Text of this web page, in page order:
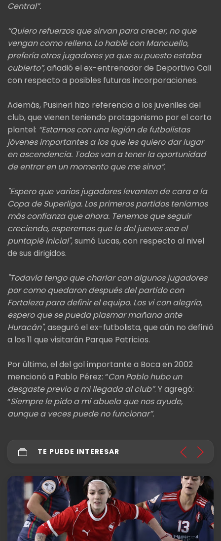
Central”.
“Quiero refuerzos que sirvan para crecer, no que
vengan como relleno. Lo hablé con Mancuello,
prefería otros jugadores ya que su puesto estaba
cubierto”, añadió el ex-entrenador de Deportivo Cali
con respecto a posibles futuras incorporaciones.
Además, Pusineri hizo referencia a los juveniles del
club, que vienen teniendo protagonismo por el corto
plantel: “Estamos con una legión de futbolistas
jóvenes importantes a los que les quiero dar lugar
en ascendencia. Todos van a tener la oportunidad
de entrar en un momento que me sirva”.
"Espero que varios jugadores levanten de cara a la
Copa de Superliga. Los primeros partidos teníamos
más confianza que ahora. Tenemos que seguir
creciendo, esperemos que lo del jueves sea el
puntapié inicial",sumó Lucas, con respecto al nivel
de sus dirigidos.
"Todavía tengo que charlar con algunos jugadores
por como quedaron después del partido con
Fortaleza para definir el equipo. Los vi con alegría,
espero que se pueda plasmar mañana ante
Huracán", aseguró el ex-futbolista, que aún no definió
a los 11 que visitarán Parque Patricios.
Por último, el del gol importante a Boca en 2002
mencionó a Pablo Pérez: “Con Pablo hubo un
desgaste previo a mi llegada al club”. Y agregó:
“Siempre le pido a mi abuela que nos ayude,
aunque a veces puede no funcionar”.
TE PUEDE INTERESAR